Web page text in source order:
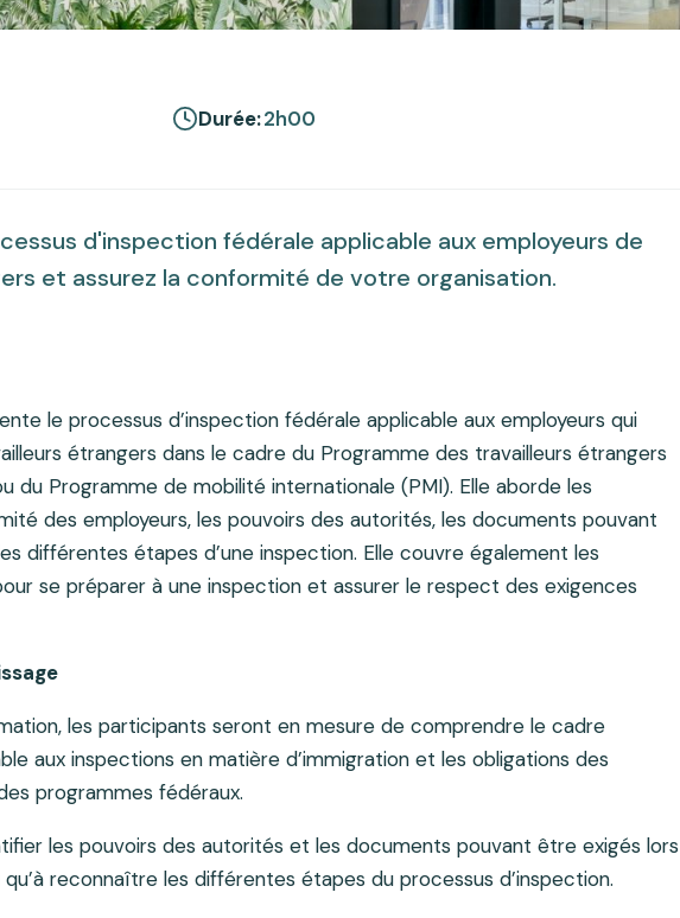
Durée:2h00
d'inspection fédérale applicable aux employeurs de
et assurez la conformité de votre organisation.
le processus d’inspection fédérale applicable aux employeurs qui
étrangers dans le cadre du Programme des travailleurs étrangers
du Programme de mobilité internationale (PMI). Elle aborde les
des employeurs, les pouvoirs des autorités, les documents pouvant
différentes étapes d’une inspection. Elle couvre également les
se préparer à une inspection et assurer le respect des exigences
les participants seront en mesure de comprendre le cadre
aux inspections en matière d’immigration et les obligations des
programmes fédéraux.
les pouvoirs des autorités et les documents pouvant être exigés lors
qu’à reconnaître les différentes étapes du processus d’inspection.